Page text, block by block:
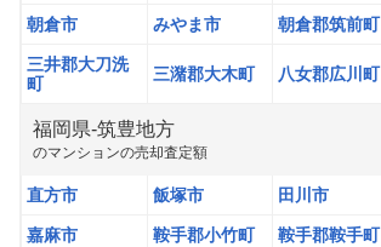
朝倉市 みやま市 朝倉郡筑前町
三井郡大刀洗
町
三潴郡大木町 八女郡広川町
福岡県-筑豊地方
のマンションの売却査定額
直方市 飯塚市 田川市
嘉麻市 鞍手郡小竹町 鞍手郡鞍手町